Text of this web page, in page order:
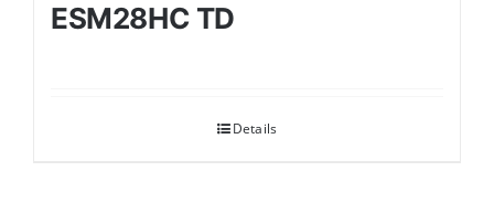
ESM28HC TD
Details